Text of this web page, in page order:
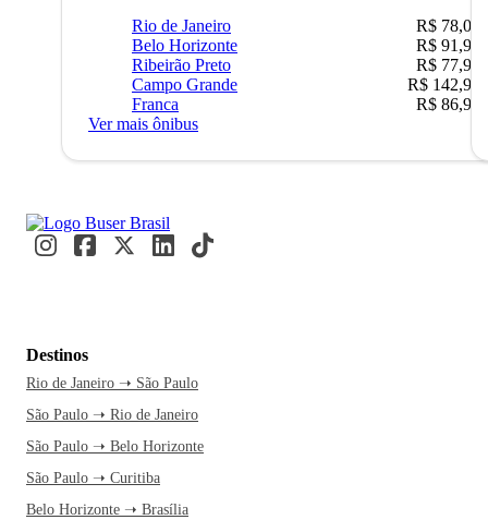
Rio de Janeiro
R$ 78,02
Belo Horizonte
R$ 91,90
Ribeirão Preto
R$ 77,90
Campo Grande
R$ 142,90
Franca
R$ 86,90
Ver mais ônibus
Destinos
Rio de Janeiro ➝ São Paulo
São Paulo ➝ Rio de Janeiro
São Paulo ➝ Belo Horizonte
São Paulo ➝ Curitiba
Belo Horizonte ➝ Brasília